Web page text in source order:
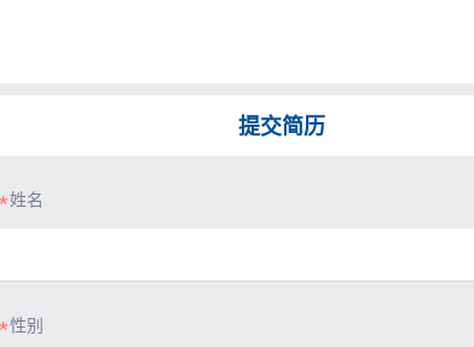
提交简历
姓名
性别